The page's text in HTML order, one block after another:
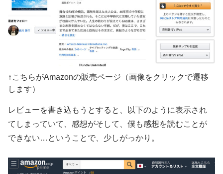
↑こちらがAmazonの販売ページ（画像をクリックで遷移
します）
レビューを書き込もうとすると、以下のように表示され
てしまっていて、感想がそして、僕も感想を読むことが
できない…ということで、少しがっかり。